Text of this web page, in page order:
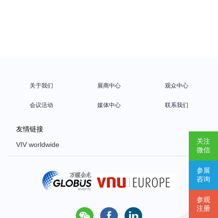
关注
微信
参展
咨询
参观
注册
关于我们 展商中心 观众中心
会议活动 媒体中心 联系我们
友情链接
VIV worldwide
Poultry Africa